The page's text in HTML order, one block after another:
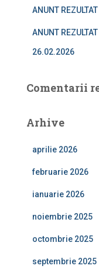
ANUNT
ANUNT
26.02.2026
Comentarii
Arhive
aprilie 2026
februarie 2026
ianuarie 2026
noiembrie 2025
octombrie 2025
septembrie 2025